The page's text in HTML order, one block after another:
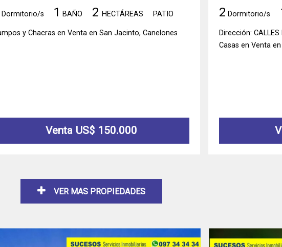
Dormitorio/s 1 BAÑO 2HECTÁREAS PATIO
y Chacras en Venta en San Jacinto, Canelones
Venta US$ 150.000
2 Dormitorio/s
Dirección:
Casas en Venta
VER MAS PROPIEDADES